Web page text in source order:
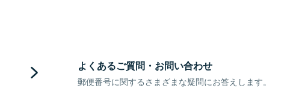
よくあるご質問・お問い合わせ
郵便番号に関するさまざまな疑問にお答えします。